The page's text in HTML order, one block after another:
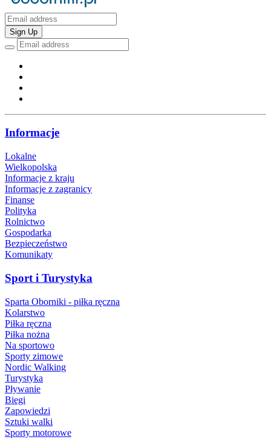
Sign Up
Informacje
Lokalne
Wielkopolska
Informacje z kraju
Informacje z zagranicy
Finanse
Polityka
Rolnictwo
Gospodarka
Bezpieczeństwo
Komunikaty
Sport i Turystyka
Sparta Oborniki - piłka ręczna
Kolarstwo
Piłka ręczna
Piłka nożna
Na sportowo
Sporty zimowe
Nordic Walking
Turystyka
Pływanie
Biegi
Zapowiedzi
Sztuki walki
Sporty motorowe